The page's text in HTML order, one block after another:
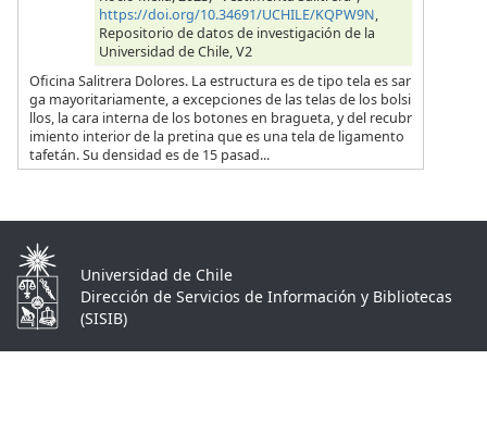
https://doi.org/10.34691/UCHILE/KQPW9N,
Repositorio de datos de investigación de la
Universidad de Chile, V2
Oficina Salitrera Dolores. La estructura es de tipo tela es sar
ga mayoritariamente, a excepciones de las telas de los bolsi
llos, la cara interna de los botones en bragueta, y del recubr
imiento interior de la pretina que es una tela de ligamento
tafetán. Su densidad es de 15 pasad...
Universidad de Chile
Dirección de Servicios de Información y Bibliotecas
(SISIB)